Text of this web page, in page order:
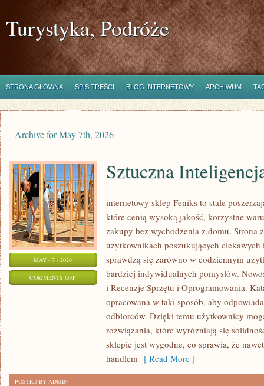
Turystyka, Podróże
STRONA GŁÓWNA SPIS TREŚCI BLOG INTERNETOWY ARCHIWUM
Archive for May 7th, 2026
MAY - 7 - 2026
COMMENTS OFFON
SZTUCZNA
INTELIGENCJA
Sztuczna
internetowy sklep Feniks to stale
które cenią wysoką jakość, korzystne
zakupy bez wychodzenia z domu. Strona
użytkownikach poszukujących
sprawdzą się zarówno w codziennym
bardziej indywidualnych pomysłów.
i Recenzje Sprzętu i Oprogramowania.
opracowana w taki sposób, aby
odbiorców. Dzięki temu użytkownicy
rozwiązania, które wyróżniają się
sklepie jest wygodne, co sprawia, że
handlem [ Read More ]
POSTED BY ADMIN